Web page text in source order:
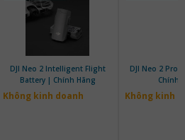
DJI Neo 2 Intelligent Flight
Battery | Chính Hãng
Không kinh doanh
DJI Neo 2
Chính
Không kinh